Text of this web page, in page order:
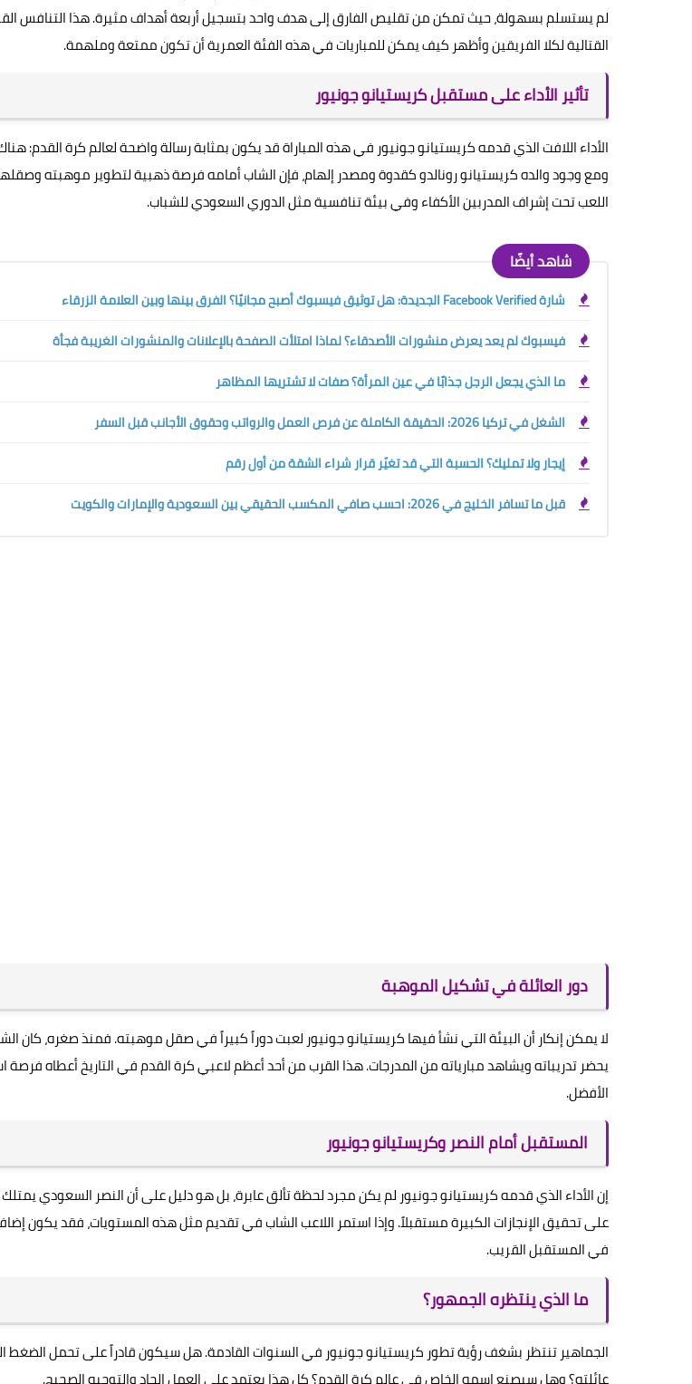
لم يستسلم بسهولة، حيث تمكن من تقليص الفارق إلى هدف واحد بتسجيل أربعة أهداف مثيرة. هذا التنافس
القتالية لكلا الفريقين وأظهر كيف يمكن للمباريات في هذه الفئة العمرية أن تكون ممتعة وملهمة.
تأثير الأداء على مستقبل كريستيانو جونيور
الأداء اللافت الذي قدمه كريستيانو جونيور في هذه المباراة قد يكون بمثابة رسالة واضحة لعالم كرة القدم:
ومع وجود والده كريستيانو رونالدو كقدوة ومصدر إلهام، فإن الشاب أمامه فرصة ذهبية لتطوير موهبته
اللعب تحت إشراف المدربين الأكفاء وفي بيئة تنافسية مثل الدوري السعودي للشباب.
شاهد أيضًا
شارة Facebook Verified الجديدة: هل توثيق فيسبوك أصبح مجانيًا؟ الفرق بينها وبين العلامة الزرقاء
فيسبوك لم يعد يعرض منشورات الأصدقاء؟ لماذا امتلأت الصفحة بالإعلانات والمنشورات الغريبة فجأة
ما الذي يجعل الرجل جذابًا في عين المرأة؟ صفات لا تشتريها المظاهر
الشغل في تركيا 2026: الحقيقة الكاملة عن فرص العمل والرواتب وحقوق الأجانب قبل السفر
إيجار ولا تمليك؟ الحسبة التي قد تغيّر قرار شراء الشقة من أول رقم
قبل ما تسافر الخليج في 2026: احسب صافي المكسب الحقيقي بين السعودية والإمارات والكويت
دور العائلة في تشكيل الموهبة
لا يمكن إنكار أن البيئة التي نشأ فيها كريستيانو جونيور لعبت دوراً كبيراً في صقل موهبته. فمنذ صغره، كان
يحضر تدريباته ويشاهد مبارياته من المدرجات. هذا القرب من أحد أعظم لاعبي كرة القدم في التاريخ أعطاه فرصة
الأفضل.
المستقبل أمام النصر وكريستيانو جونيور
إن الأداء الذي قدمه كريستيانو جونيور لم يكن مجرد لحظة تألق عابرة، بل هو دليل على أن النصر السعودي
على تحقيق الإنجازات الكبيرة مستقبلاً. وإذا استمر اللاعب الشاب في تقديم مثل هذه المستويات، فقد يكون
في المستقبل القريب.
ما الذي ينتظره الجمهور؟
الجماهير تنتظر بشغف رؤية تطور كريستيانو جونيور في السنوات القادمة. هل سيكون قادراً على تحمل الضغط
عائلته؟ وهل سيصنع اسمه الخاص في عالم كرة القدم؟ كل هذا يعتمد على العمل الجاد والتوجيه الصحيح.